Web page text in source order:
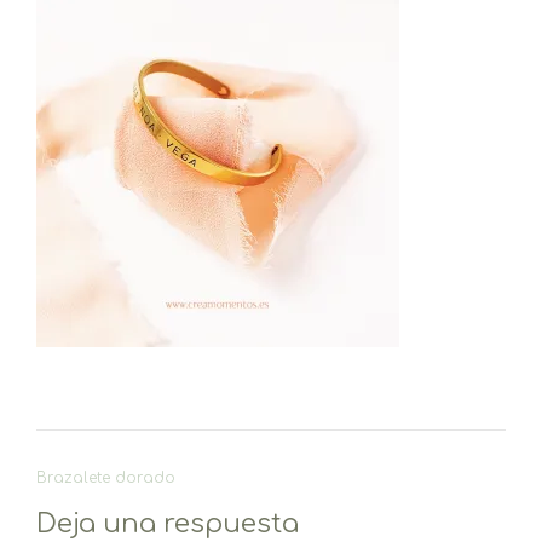
Navegación
entradas
Brazalete dorado
Deja una respuesta